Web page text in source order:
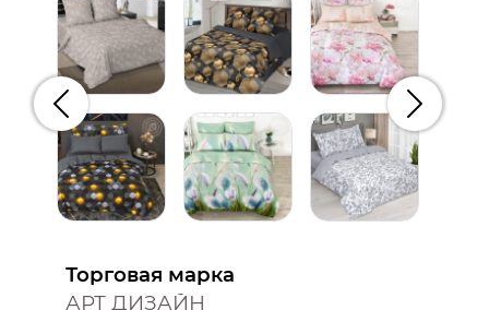
Предыдущий
Торговая марка
АРТ ДИЗАЙН